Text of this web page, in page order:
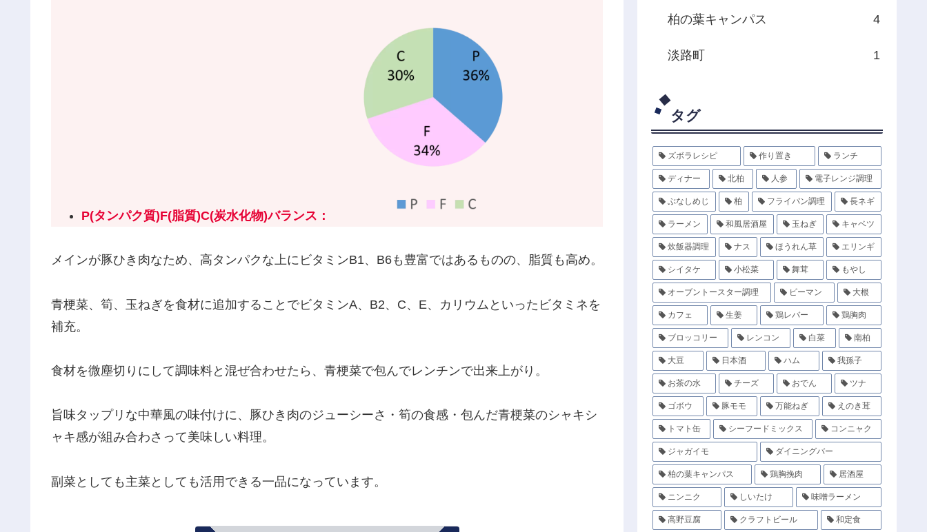
P(タンパク質)F(脂質)C(炭水化物)バランス ：
メインが豚ひき肉なため、高タンパクな上にビタミンB1、B6も豊富ではあるものの、脂質も高め。
青梗菜、筍、玉ねぎを食材に追加することでビタミンA、B2、C、E、カリウムといったビタミネを
補充。
食材を微塵切りにして調味料と混ぜ合わせたら、青梗菜で包んでレンチンで出来上がり。
旨味タップリな中華風の味付けに、豚ひき肉のジューシーさ・筍の食感・包んだ青梗菜のシャキシ
ャキ感が組み合わさって美味しい料理。
副菜としても主菜としても活用できる一品になっています。
柏の葉キャンパス 4
淡路町 1
タグ
ズボラレシピ 作り置き ランチ
ディナー 北柏 人参 電子レンジ調理
ぶなしめじ 柏 フライパン調理 長ネギ
ラーメン 和風居酒屋 玉ねぎ キャベツ
炊飯器調理 ナス ほうれん草 エリンギ
シイタケ 小松菜 舞茸 もやし
オーブントースター調理 ピーマン 大根
カフェ 生姜 鶏レバー 鶏胸肉
ブロッコリー レンコン 白菜 南柏
大豆 日本酒 ハム 我孫子
お茶の水 チーズ おでん ツナ
ゴボウ 豚モモ 万能ねぎ えのき茸
トマト缶 シーフードミックス コンニャク
ジャガイモ ダイニングバー
柏の葉キャンパス 鶏胸挽肉 居酒屋
ニンニク しいたけ 味噌ラーメン
高野豆腐 クラフトビール 和定食